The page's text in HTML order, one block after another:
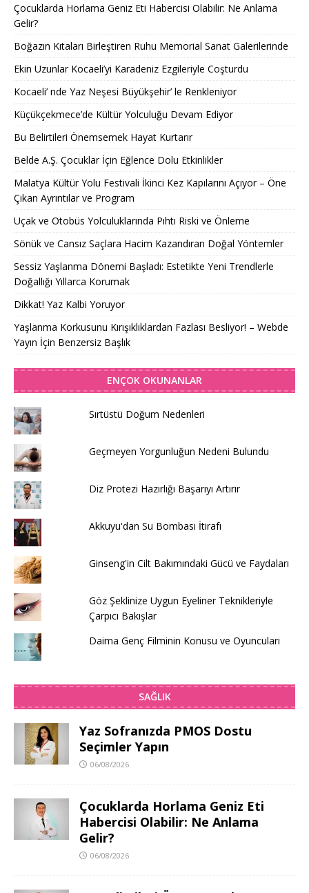
Çocuklarda Horlama Geniz Eti Habercisi Olabilir: Ne Anlama
Gelir?
Boğazın Kıtaları Birleştiren Ruhu Memorial Sanat Galerilerinde
Ekin Uzunlar Kocaeli’yi Karadeniz Ezgileriyle Coşturdu
Kocaeli’ nde Yaz Neşesi Büyükşehir’ le Renkleniyor
Küçükçekmece’de Kültür Yolculuğu Devam Ediyor
Bu Belirtileri Önemsemek Hayat Kurtarır
Belde A.Ş. Çocuklar İçin Eğlence Dolu Etkinlikler
Malatya Kültür Yolu Festivali İkinci Kez Kapılarını Açıyor – Öne
Çıkan Ayrıntılar ve Program
Uçak ve Otobüs Yolculuklarında Pıhtı Riski ve Önleme
Sönük ve Cansız Saçlara Hacim Kazandıran Doğal Yöntemler
Sessiz Yaşlanma Dönemi Başladı: Estetikte Yeni Trendlerle
Doğallığı Yıllarca Korumak
Dikkat! Yaz Kalbi Yoruyor
Yaşlanma Korkusunu Kırışıklıklardan Fazlası Besliyor! – Webde
Yayın İçin Benzersiz Başlık
ENÇOK OKUNANLAR
Sırtüstü Doğum Nedenleri
Geçmeyen Yorgunluğun Nedeni Bulundu
Diz Protezi Hazırlığı Başarıyı Artırır
Akkuyu'dan Su Bombası İtirafı
Ginseng'in Cilt Bakımındaki Gücü ve Faydaları
Göz Şeklinize Uygun Eyeliner Teknikleriyle
Çarpıcı Bakışlar
Daima Genç Filminin Konusu ve Oyuncuları
SAĞLIK
Yaz Sofranızda PMOS Dostu
Seçimler Yapın
06/08/2026
Çocuklarda Horlama Geniz Eti
Habercisi Olabilir: Ne Anlama
Gelir?
06/08/2026